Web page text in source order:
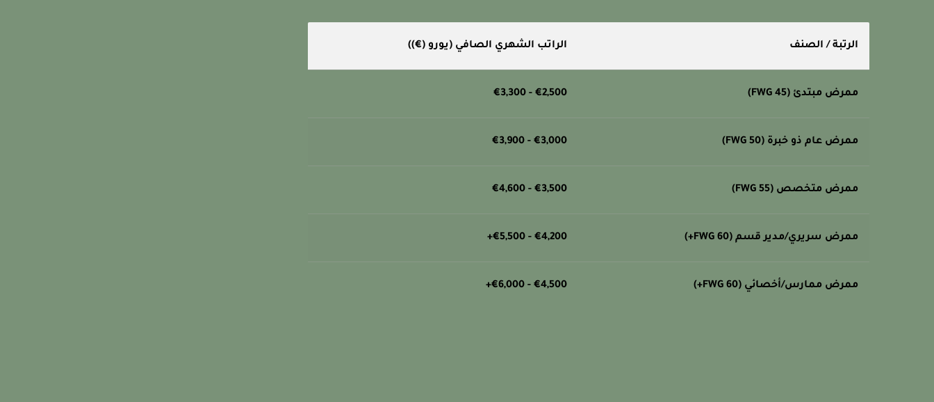
الرتبة / الصنف الراتب الشهري الصافي (يورو (€))
ممرض مبتدئ (FWG 45) €2,500 - €3,300
ممرض عام ذو خبرة (FWG 50) €3,000 - €3,900
ممرض متخصص (FWG 55) €3,500 - €4,600
ممرض سريري/مدير قسم (FWG 60+) €4,200 - €5,500+
ممرض ممارس/أخصائي (FWG 60+) €4,500 - €6,000+